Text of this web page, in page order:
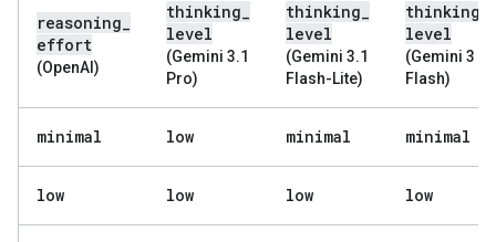
reasoning
effort
(OpenAI)
thinking
level
(Gemini 3.1
Pro)
thinking
level
(Gemini 3.1
Flash-Lite)
thinking
level
(Gemini 3
Flash)
minimal low minimal minimal
low low low low